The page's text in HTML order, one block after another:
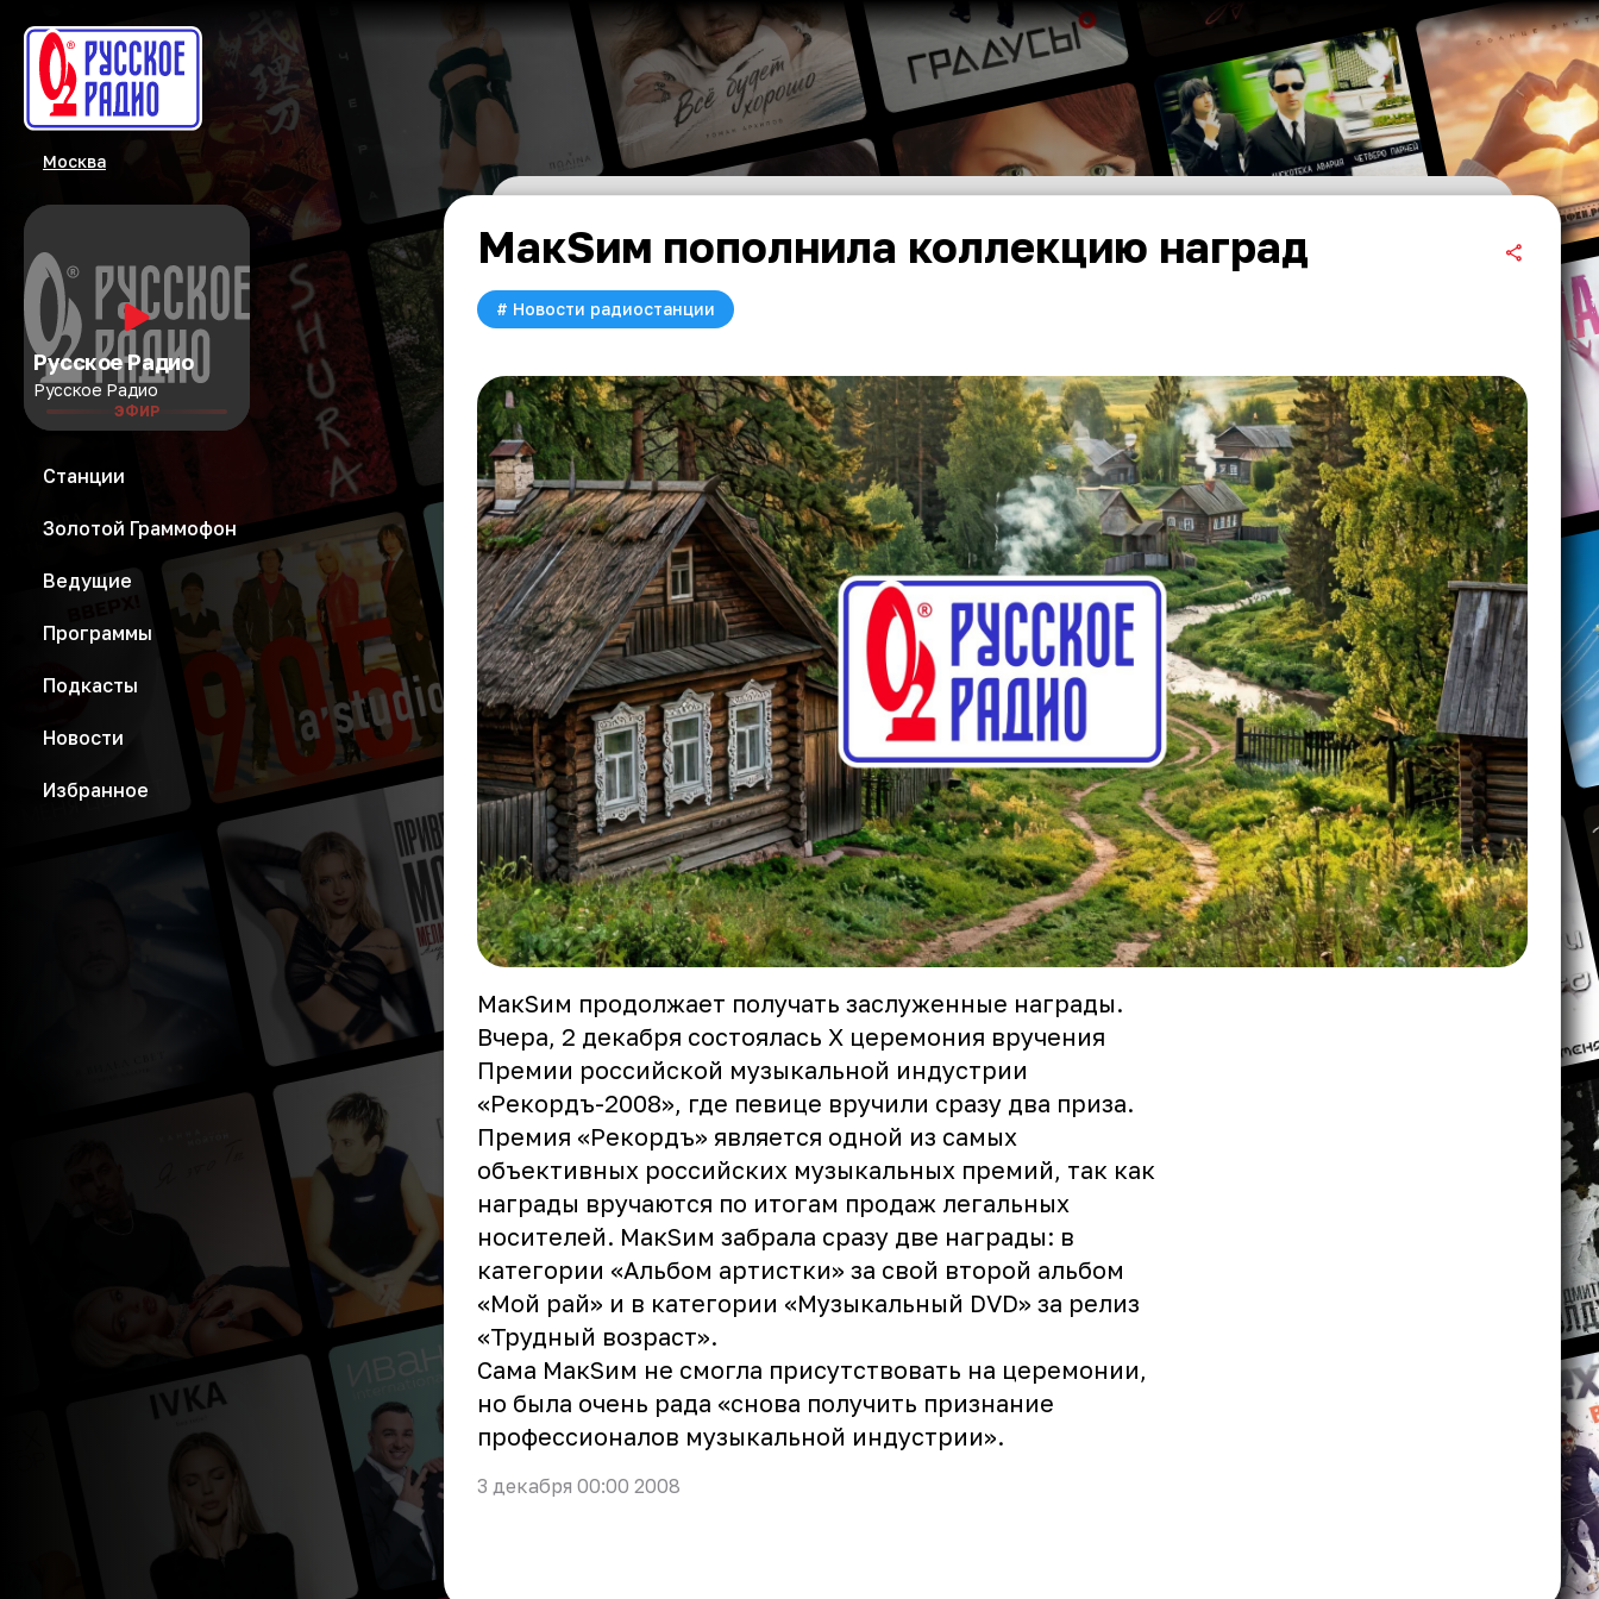
Москва
Русское Радио
Русское Радио
ЭФИР
Станции
Золотой Граммофон
Ведущие
Программы
Подкасты
Новости
Избранное
МакSим пополнила коллекцию наград
# Новости радиостанции
МакSим продолжает получать заслуженные награды.
Вчера, 2 декабря состоялась X церемония вручения
Премии российской музыкальной индустрии
«Рекордъ-2008», где певице вручили сразу два приза.
Премия «Рекордъ» является одной из самых
объективных российских музыкальных премий, так как
награды вручаются по итогам продаж легальных
носителей. МакSим забрала сразу две награды: в
категории «Альбом артистки» за свой второй альбом
«Мой рай» и в категории «Музыкальный DVD» за релиз
«Трудный возраст».
Сама МакSим не смогла присутствовать на церемонии,
но была очень рада «снова получить признание
профессионалов музыкальной индустрии».
3 декабря 00:00 2008